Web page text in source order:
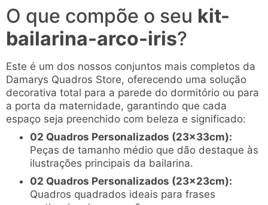
O que compõe o seu kit-
bailarina-arco-iris?
Este é um dos nossos conjuntos mais completos da
Damarys Quadros Store, oferecendo uma solução
decorativa total para a parede do dormitório ou para
a porta da maternidade, garantindo que cada
espaço seja preenchido com beleza e significado:
02 Quadros Personalizados (23x33cm):
Peças de tamanho médio que dão destaque às
ilustrações principais da bailarina.
02 Quadros Personalizados (23x23cm):
Quadros quadrados ideais para frases